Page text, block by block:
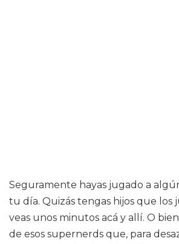
Seguramente hayas jugado a
tu día. Quizás tengas hijos que los
veas unos minutos acá y allí. O
de esos supernerds que, para